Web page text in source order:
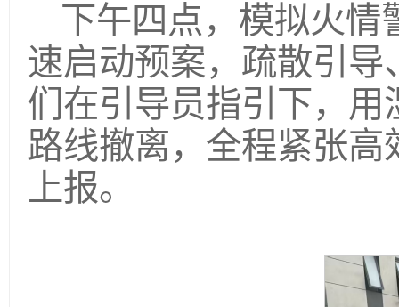
下午四点，模拟火情
速启动预案，疏散引
们在引导员指引下，
路线撤离，全程紧张
上报。